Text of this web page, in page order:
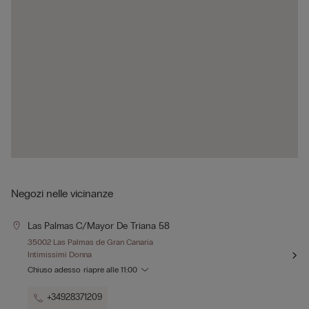
Negozi nelle vicinanze
Las Palmas C/mayor De Triana 58
35002 Las Palmas de Gran Canaria
Intimissimi Donna
Chiuso adesso riapre alle 11:00
+34928371209